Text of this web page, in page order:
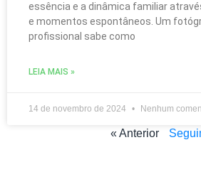
essência e a dinâmica familiar
e momentos espontâneos. Um
profissional sabe como
LEIA MAIS »
14 de novembro de 2024 Nenhum
« Anterior